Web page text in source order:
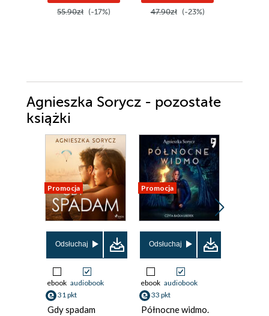
55.90zł (-17%) 47.90zł (-23%)
Agnieszka Sorycz - pozostałe
książki
Promocja
Odsłuchaj
ebook audiobook
31 pkt
Gdy spadam
Promocja
Odsłuchaj
ebook audiobook
33 pkt
Północne widmo.